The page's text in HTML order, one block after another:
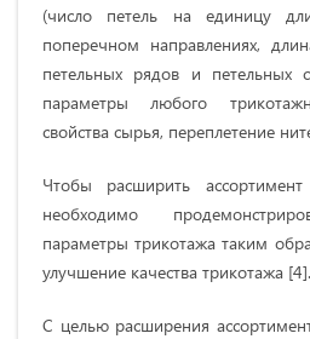
(число петель на единицу
поперечном направлениях,
петельных рядов и петельных
параметры любого
свойства сырья, переплетение
Чтобы расширить
необходимо
параметры трикотажа таким
улучшение качества трикотажа [4].
С целью расширения